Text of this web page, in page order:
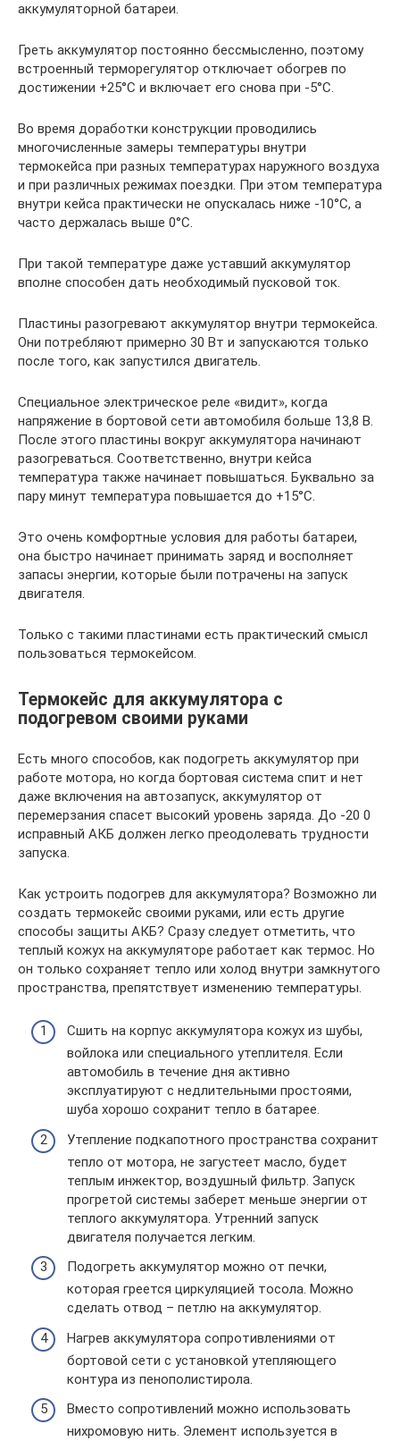
аккумуляторной батареи.
Греть аккумулятор постоянно бессмысленно, поэтому
встроенный терморегулятор отключает обогрев по
достижении +25°С и включает его снова при -5°С.
Во время доработки конструкции проводились
многочисленные замеры температуры внутри
термокейса при разных температурах наружного воздуха
и при различных режимах поездки. При этом температура
внутри кейса практически не опускалась ниже -10°С, а
часто держалась выше 0°С.
При такой температуре даже уставший аккумулятор
вполне способен дать необходимый пусковой ток.
Пластины разогревают аккумулятор внутри термокейса.
Они потребляют примерно 30 Вт и запускаются только
после того, как запустился двигатель.
Специальное электрическое реле «видит», когда
напряжение в бортовой сети автомобиля больше 13,8 В.
После этого пластины вокруг аккумулятора начинают
разогреваться. Соответственно, внутри кейса
температура также начинает повышаться. Буквально за
пару минут температура повышается до +15°С.
Это очень комфортные условия для работы батареи,
она быстро начинает принимать заряд и восполняет
запасы энергии, которые были потрачены на запуск
двигателя.
Только с такими пластинами есть практический смысл
пользоваться термокейсом.
Термокейс для аккумулятора с
подогревом своими руками
Есть много способов, как подогреть аккумулятор при
работе мотора, но когда бортовая система спит и нет
даже включения на автозапуск, аккумулятор от
перемерзания спасет высокий уровень заряда. До -20 0
исправный АКБ должен легко преодолевать трудности
запуска.
Как устроить подогрев для аккумулятора? Возможно ли
создать термокейс своими руками, или есть другие
способы защиты АКБ? Сразу следует отметить, что
теплый кожух на аккумуляторе работает как термос. Но
он только сохраняет тепло или холод внутри замкнутого
пространства, препятствует изменению температуры.
Сшить на корпус аккумулятора кожух из шубы,
войлока или специального утеплителя. Если
автомобиль в течение дня активно
эксплуатируют с недлительными простоями,
шуба хорошо сохранит тепло в батарее.
Утепление подкапотного пространства сохранит
тепло от мотора, не загустеет масло, будет
теплым инжектор, воздушный фильтр. Запуск
прогретой системы заберет меньше энергии от
теплого аккумулятора. Утренний запуск
двигателя получается легким.
Подогреть аккумулятор можно от печки,
которая греется циркуляцией тосола. Можно
сделать отвод – петлю на аккумулятор.
Нагрев аккумулятора сопротивлениями от
бортовой сети с установкой утепляющего
контура из пенополистирола.
Вместо сопротивлений можно использовать
нихромовую нить. Элемент используется в